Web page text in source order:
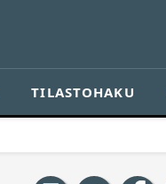
TILASTOHAKU